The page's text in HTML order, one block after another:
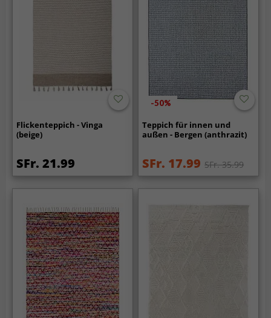
Flickenteppich - Vinga
(beige)
SFr. 21.99
-50%
Teppich für innen und
außen - Bergen (anthrazit)
SFr. 17.99 SFr. 35.99